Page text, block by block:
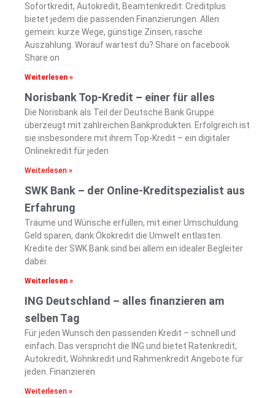
Sofortkredit, Autokredit, Beamtenkredit: Creditplus
bietet jedem die passenden Finanzierungen. Allen
gemein: kurze Wege, günstige Zinsen, rasche
Auszahlung. Worauf wartest du? Share on facebook
Share on
Weiterlesen »
Norisbank Top-Kredit – einer für alles
Die Norisbank als Teil der Deutsche Bank Gruppe
überzeugt mit zahlreichen Bankprodukten. Erfolgreich ist
sie insbesondere mit ihrem Top-Kredit – ein digitaler
Onlinekredit für jeden
Weiterlesen »
SWK Bank – der Online-Kreditspezialist aus
Erfahrung
Träume und Wünsche erfüllen, mit einer Umschuldung
Geld sparen, dank Ökokredit die Umwelt entlasten.
Kredite der SWK Bank sind bei allem ein idealer Begleiter
dabei.
Weiterlesen »
ING Deutschland – alles finanzieren am
selben Tag
Für jeden Wunsch den passenden Kredit – schnell und
einfach. Das verspricht die ING und bietet Ratenkredit,
Autokredit, Wohnkredit und Rahmenkredit Angebote für
jeden. Finanzieren
Weiterlesen »